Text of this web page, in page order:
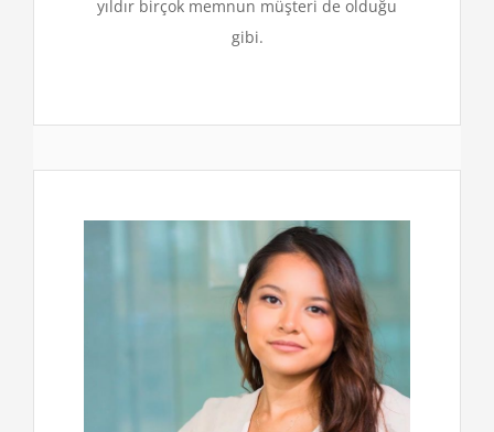
yıldır birçok memnun müşteri de olduğu
gibi.